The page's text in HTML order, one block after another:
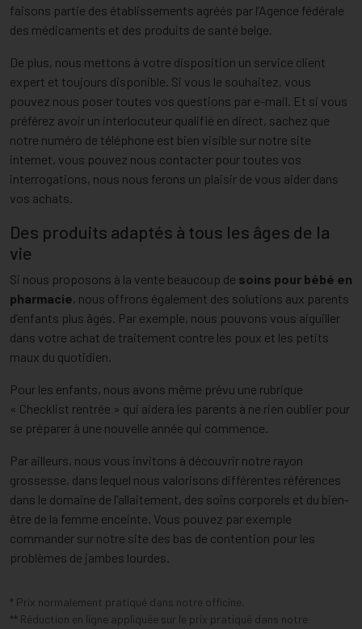
faisons partie des établissements agréés par l’Agence fédérale
des médicaments et des produits de santé belge.
De plus, nous mettons à votre disposition un service client
expert et toujours disponible. Si vous le souhaitez, vous
pouvez nous poser toutes vos questions par e-mail. Et si vous
préférez avoir un interlocuteur qualifié en direct, sachez que
notre numéro de téléphone est bien visible sur notre site
internet, vous pouvez nous contacter pour toutes vos
interrogations, nous nous ferons un plaisir de vous aider dans
vos achats.
Des produits adaptés à tous les âges de la
vie
Si nous proposons à la vente beaucoup de soins pour bébé en
pharmacie, nous offrons également des solutions aux parents
d’enfants plus âgés. Par exemple, nous pouvons vous aiguiller
dans votre achat de traitement contre les poux et les petits
maux du quotidien.
Pour les enfants, nous avons même prévu une rubrique
« Checklist rentrée » qui aidera les parents à ne rien oublier pour
se préparer à une nouvelle année qui commence.
Par ailleurs, nous vous invitons à découvrir notre rayon
grossesse, dans lequel nous valorisons différentes références
dans le domaine de l’allaitement, des soins corporels et du bien-
être de la femme enceinte. Vous pouvez par exemple
commander sur notre site des bas de contention pour les
problèmes de jambes lourdes.
* Prix normalement pratiqué dans notre officine.
** Réduction en ligne appliquée sur le prix pratiqué dans notre